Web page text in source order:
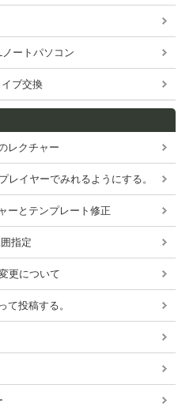
ートパソコン
ブ交換
レクチャー
レイヤーでみれるようにする。
ーとテンプレート修正
指定
更について
て投稿する。